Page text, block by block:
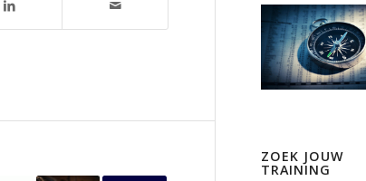
ZOEK JOUW
TRAINING